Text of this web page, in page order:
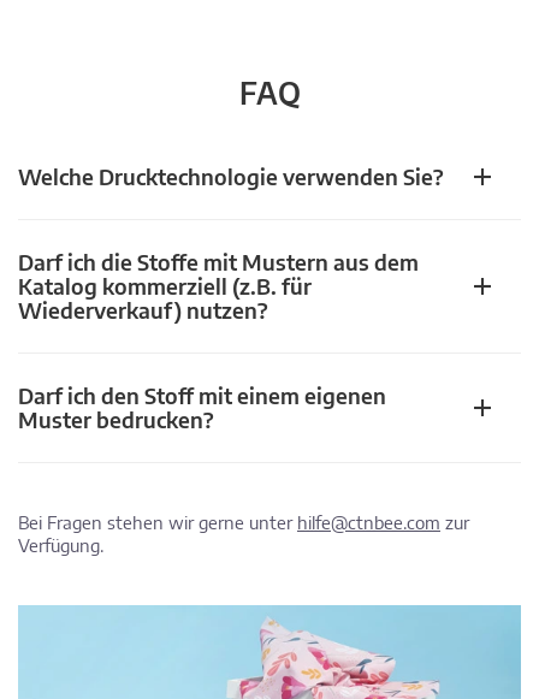
FAQ
Welche Drucktechnologie verwenden Sie?
Darf ich die Stoffe mit Mustern aus dem
Katalog kommerziell (z.B. für
Wiederverkauf) nutzen?
Darf ich den Stoff mit einem eigenen
Muster bedrucken?
Bei Fragen stehen wir gerne unter hilfe@ctnbee.com zur
Verfügung.